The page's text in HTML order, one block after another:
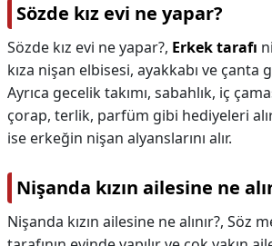
Sözde kız evi ne yapar?
Sözde kız evi ne yapar?, Erkek tarafı
kıza nişan elbisesi, ayakkabı ve çanta
Ayrıca gecelik takımı, sabahlık, iç
çorap, terlik, parfüm gibi hediyeleri
ise erkeğin nişan alyanslarını alır.
Nişanda kızın ailesine ne
Nişanda kızın ailesine ne alınır?, Söz